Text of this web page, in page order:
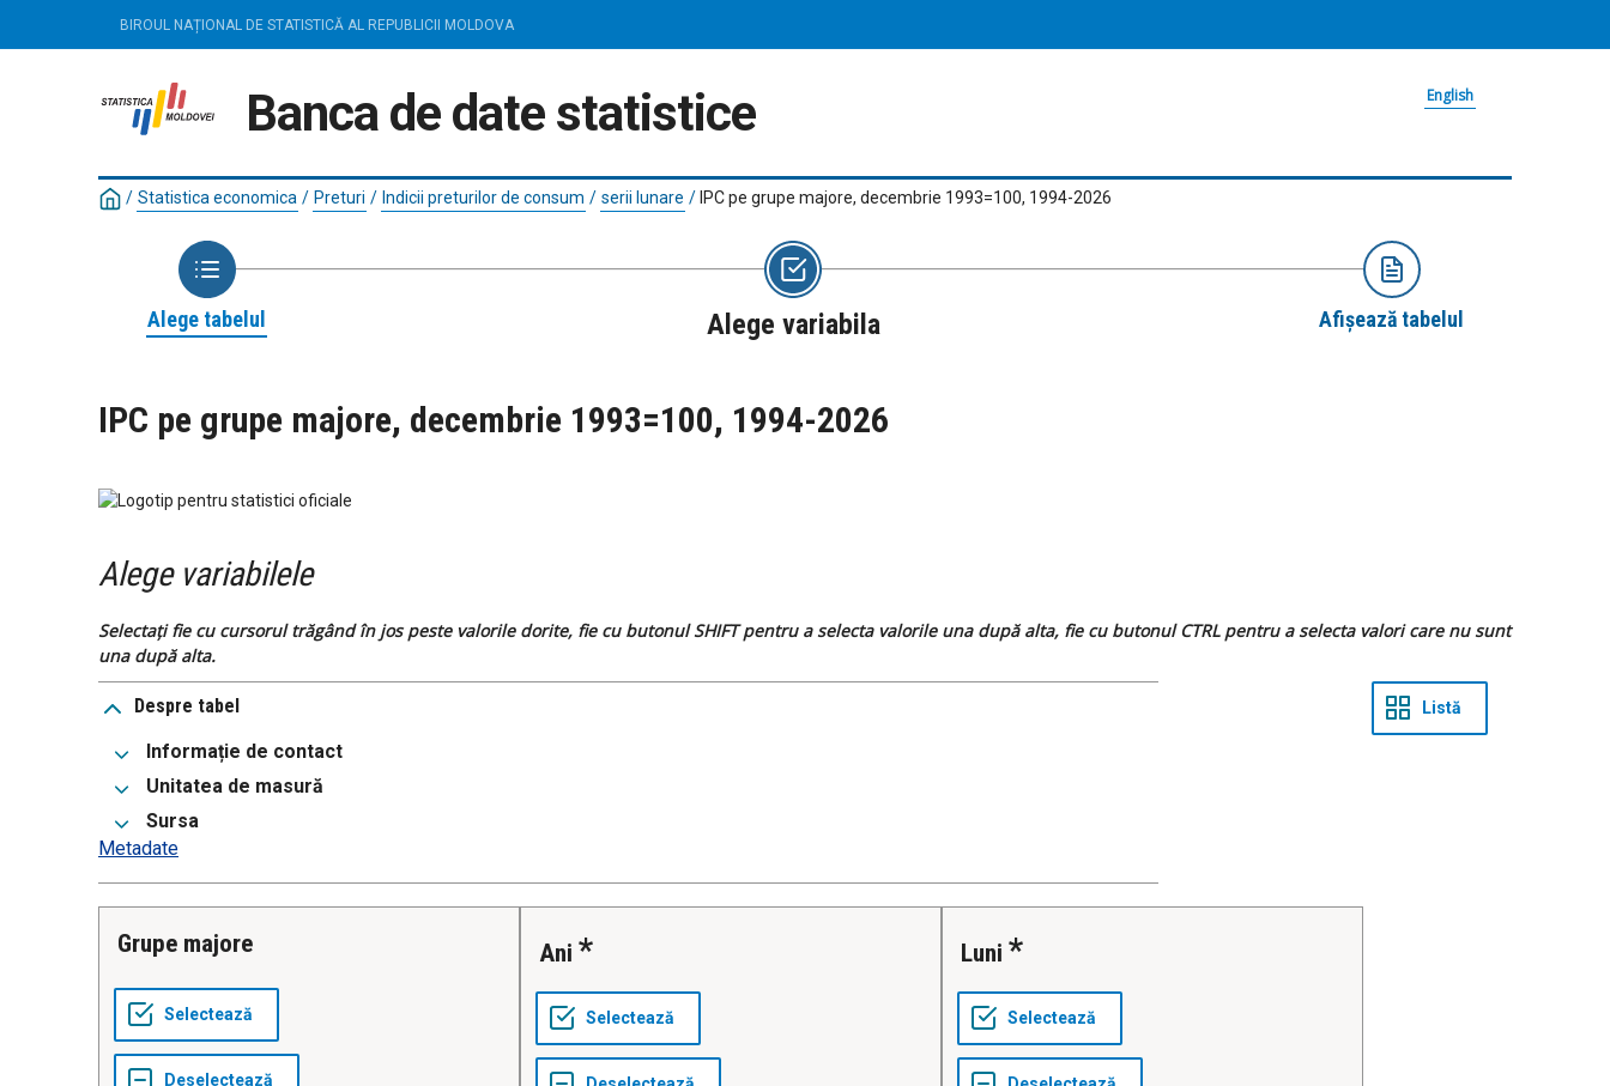
BIROUL NAȚIONAL DE STATISTICĂ AL REPUBLICII MOLDOVA
Banca de date statistice English
/ Statistica economica / Preturi / Indicii preturilor de consum / serii lunare / IPC pe grupe majore, decembrie 1993=100, 1994-2026
Alege tabelul Alege variabila Afișează tabelul
IPC pe grupe majore, decembrie 1993=100, 1994-2026
Alege variabilele
Selectați fie cu cursorul trăgând în jos peste valorile dorite, fie cu butonul SHIFT pentru a selecta valorile una după alta, fie cu butonul CTRL pentru a selecta valori care nu sunt
una după alta.
Despre tabel
Informație de contact
Unitatea de masură
Sursa
Metadate
Grupe majore Ani Luni